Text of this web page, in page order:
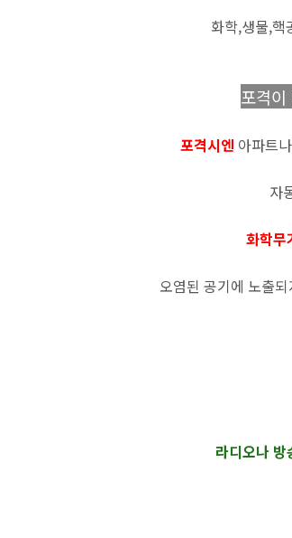
화학,생물,핵
포격
포격시엔 아파트
자
화학무
오염된 공기에 노출
라디오나 방